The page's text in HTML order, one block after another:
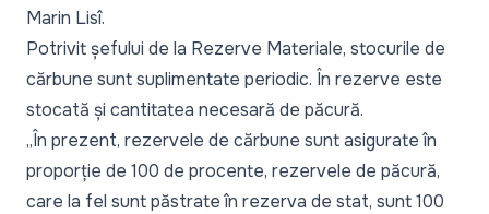
Marin Lisî.
Potrivit șefului de la Rezerve Materiale, stocurile de
cărbune sunt suplimentate periodic. În rezerve este
stocată și cantitatea necesară de păcură.
„În prezent, rezervele de cărbune sunt asigurate în
proporție de 100 de procente, rezervele de păcură,
care la fel sunt păstrate în rezerva de stat, sunt 100